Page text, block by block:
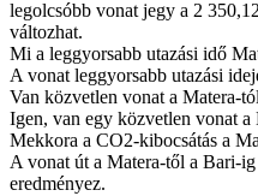
legolcsóbb vonat jegy a 2
változhat.
Mi a leggyorsabb utazási idő
A vonat leggyorsabb utazási
Van közvetlen vonat a Matera-
Igen, van egy közvetlen vonat a
Mekkora a CO2-kibocsátás a
A vonat út a Matera-től a Bari-
eredményez.